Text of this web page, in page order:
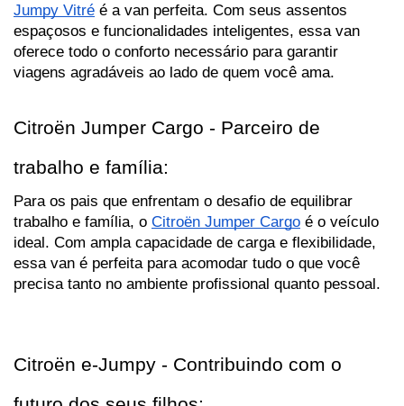
Jumpy Vitré é a van perfeita. Com seus assentos
espaçosos e funcionalidades inteligentes, essa van
oferece todo o conforto necessário para garantir
viagens agradáveis ao lado de quem você ama.
Citroën Jumper Cargo - Parceiro de
trabalho e família:
Para os pais que enfrentam o desafio de equilibrar
trabalho e família, o Citroën Jumper Cargo é o veículo
ideal. Com ampla capacidade de carga e flexibilidade,
essa van é perfeita para acomodar tudo o que você
precisa tanto no ambiente profissional quanto pessoal.
Citroën e-Jumpy - Contribuindo com o